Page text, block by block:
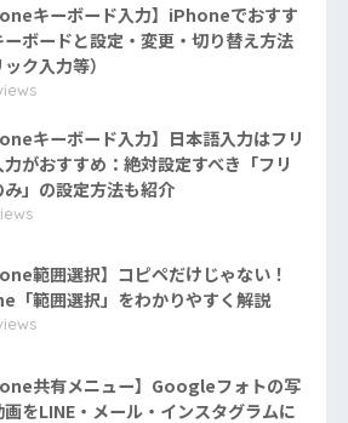
キーボード入力】iPhoneでおすす
ーボードと設定・変更・切り替え方法
ック入力等）
キーボード入力】日本語入力はフリ
力がおすすめ：絶対設定すべき「フリ
み」の設定方法も紹介
範囲選択】コピペだけじゃない！
「範囲選択」をわかりやすく解説
共有メニュー】Googleフォトの写
画をLINE・メール・インスタグラムに